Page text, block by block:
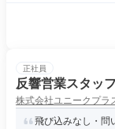
正社員
反響営業スタッフ
株式会社ユニークプラ
飛び込みなし・問